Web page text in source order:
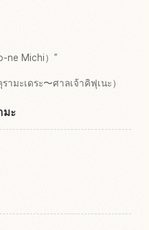
ne Michi）”
ามะเดระ〜ศาลเจ้าคิฟุเนะ）
มะ